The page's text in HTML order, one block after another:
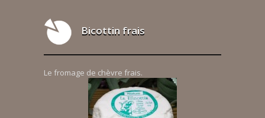
Bicottin frais
Le fromage de chèvre frais.